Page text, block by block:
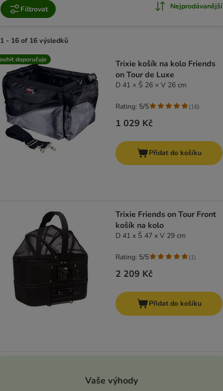
Filtrovat Nejprodávanější
1 - 16 of 16 výsledků
product items have been changed
doporučuje
Trixie košík na kolo Friends
on Tour de Luxe
D 41 × Š 26 × V 26 cm
1 029 Kč
Rating: 5/5 (16)
Přidat do košíku
Trixie Friends on Tour Front
košík na kolo
D 41 x Š 47 x V 29 cm
2 209 Kč
Rating: 5/5 (1)
Přidat do košíku
Vaše výhody